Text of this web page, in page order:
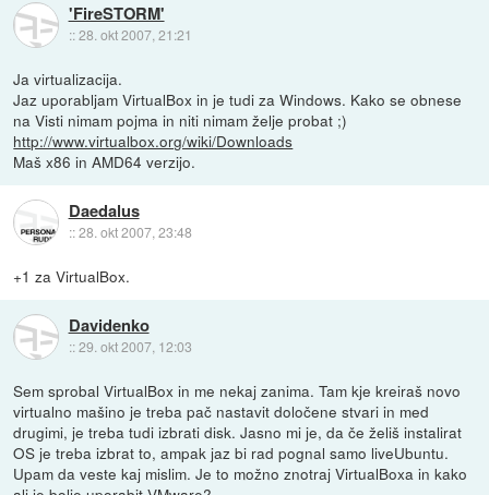
'FireSTORM'
::28. okt 2007, 21:21
Ja virtualizacija.
Jaz uporabljam VirtualBox in je tudi za Windows. Kako se obnese
na Visti nimam pojma in niti nimam želje probat ;)
http://www.virtualbox.org/wiki/Downloads
Maš x86 in AMD64 verzijo.
Daedalus
::28. okt 2007, 23:48
+1 za VirtualBox.
Davidenko
::29. okt 2007, 12:03
Sem sprobal VirtualBox in me nekaj zanima. Tam kje kreiraš novo
virtualno mašino je treba pač nastavit določene stvari in med
drugimi, je treba tudi izbrati disk. Jasno mi je, da če želiš instalirat
OS je treba izbrat to, ampak jaz bi rad pognal samo liveUbuntu.
Upam da veste kaj mislim. Je to možno znotraj VirtualBoxa in kako